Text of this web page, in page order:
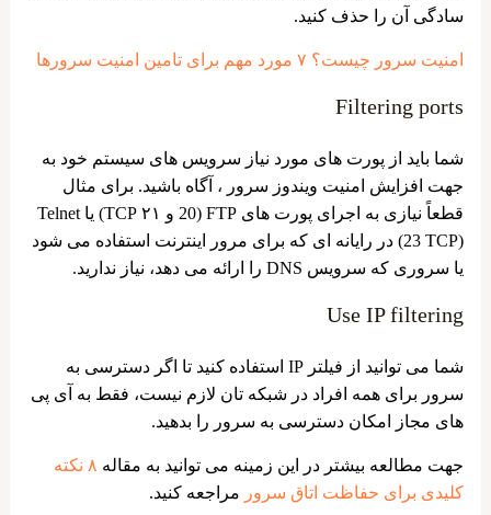
سادگی آن را حذف کنید.
امنیت سرور چیست؟ ۷ مورد مهم برای تامین امنیت سرورها
Filtering ports
شما باید از پورت های مورد نیاز سرویس های سیستم خود به
جهت افزایش امنیت ویندوز سرور ، آگاه باشید. برای مثال
قطعاً نیازی به اجرای پورت های FTP (20 و ۲۱ TCP) یا Telnet
(23 TCP) در رایانه ای که برای مرور اینترنت استفاده می شود
یا سروری که سرویس DNS را ارائه می دهد، نیاز ندارید.
Use IP filtering
شما می‌ توانید از فیلتر IP استفاده کنید تا اگر دسترسی به
سرور برای همه افراد در شبکه تان لازم نیست، فقط به آی پی
های مجاز امکان دسترسی به سرور را بدهید.
جهت مطالعه بیشتر در این زمینه می توانید به مقاله
۸ نکته
کلیدی برای حفاظت اتاق سرور مراجعه کنید.